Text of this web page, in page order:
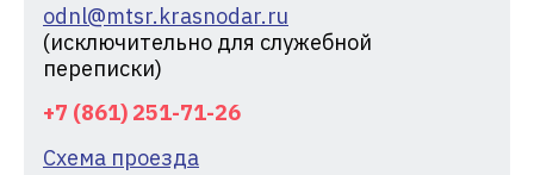
odnl@mtsr.krasnodar.ru
(исключительно для служебной
переписки)
+7 (861) 251-71-26
Схема проезда